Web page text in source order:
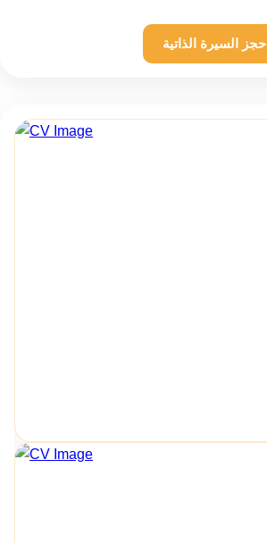
حجز السيرة الذاتية